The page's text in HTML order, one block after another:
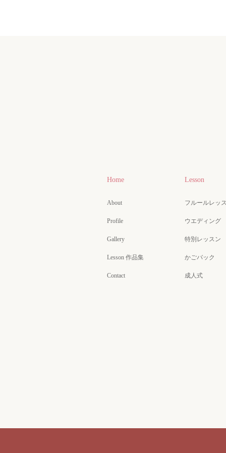
Home
About
Profile
Gallery
Lesson 作品集
Contact
Lesson
フルールレッ
ウエディング
特別レッスン
かごバック
成人式